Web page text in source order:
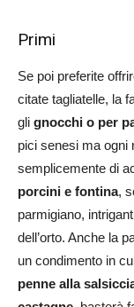
Primi
Se poi preferite
citate tagliatelle, la
gli gnocchi o per
pici senesi ma ogni
semplicemente di
porcini e fontina,
parmigiano,
dell’orto. Anche la
un condimento in
penne alla